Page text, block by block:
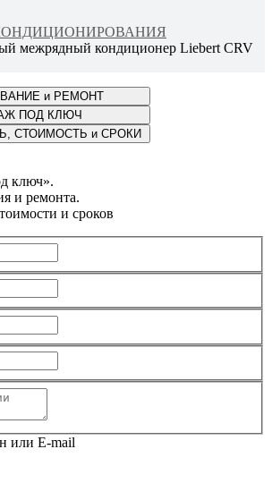
межрядный кондиционер Liebert CRV
ключ».
и ремонта.
и сроков
или E-mail